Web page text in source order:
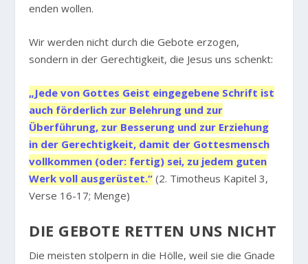
enden wollen.
Wir werden nicht durch die Gebote erzogen,
sondern in der Gerechtigkeit, die Jesus uns schenkt:
„Jede von Gottes Geist eingegebene Schrift ist
auch förderlich zur Belehrung und zur
Überführung, zur Besserung und zur Erziehung
in der Gerechtigkeit, damit der Gottesmensch
vollkommen (oder: fertig) sei, zu jedem guten
Werk voll ausgerüstet.“ (2. Timotheus Kapitel 3,
Verse 16-17; Menge)
DIE GEBOTE RETTEN UNS NICHT
Die meisten stolpern in die Hölle, weil sie die Gnade